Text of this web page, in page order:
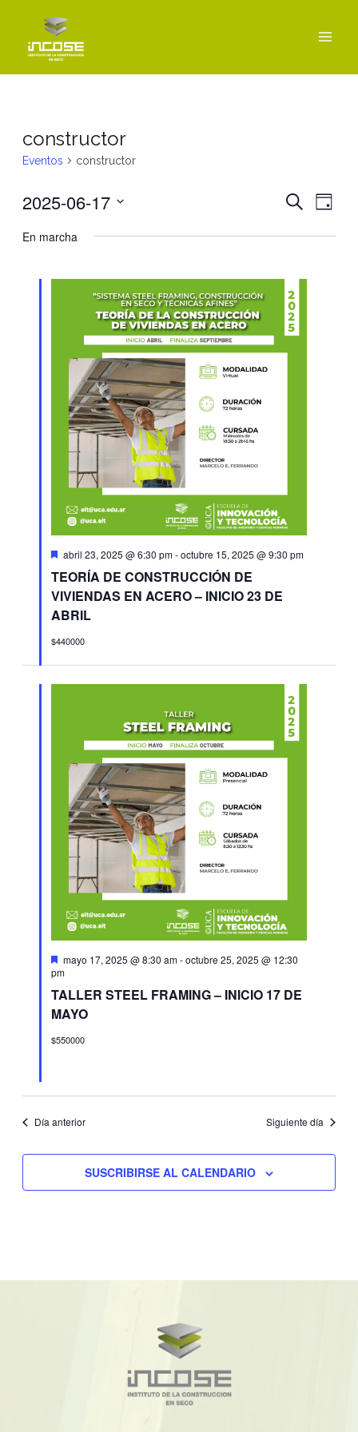
contenido
constructor
Eventos constructor
y
vistas
de
Eventos
BUSCAR
DÍA
2025-06-17
fecha.
En marcha
Destacado
abril 23, 2025 @ 6:30 pm-octubre 15, 2025 @ 9:30 pm
TEORÍA DE CONSTRUCCIÓN DE
VIVIENDAS EN ACERO – INICIO 23 DE
ABRIL
$440000
Destacado
mayo 17, 2025 @ 8:30 am-octubre 25, 2025 @ 12:30
pm
TALLER STEEL FRAMING – INICIO 17 DE
MAYO
$550000
Día anterior Siguiente día
SUSCRIBIRSE AL CALENDARIO